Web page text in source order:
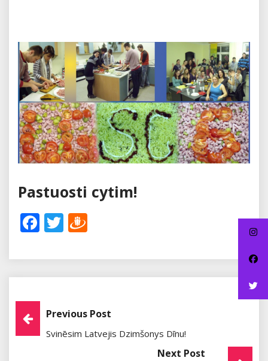
Pastuosti cytim!
Facebook
Twitter
Post
Navigation
Previous Post
Svinēsim Latvejis Dzimšonys Dīnu!
Next Post